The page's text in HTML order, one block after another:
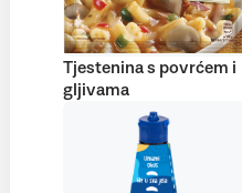
Tjestenina s povrćem i
gljivama